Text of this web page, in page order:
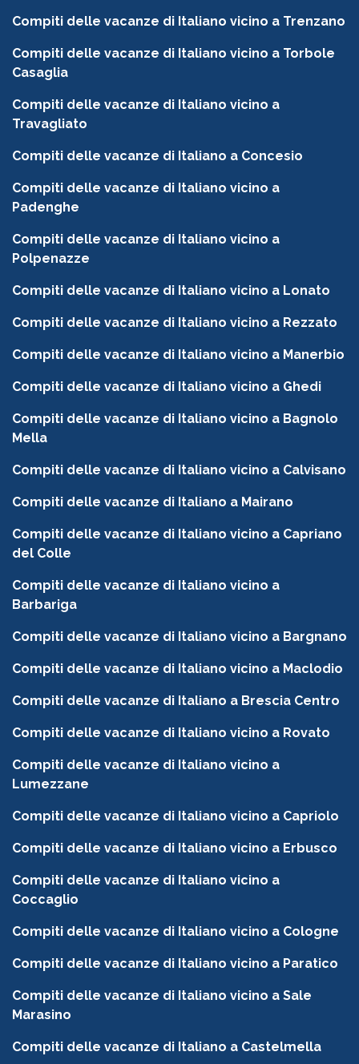
Compiti delle vacanze di Italiano vicino a Trenzano
Compiti delle vacanze di Italiano vicino a Torbole
Casaglia
Compiti delle vacanze di Italiano vicino a
Travagliato
Compiti delle vacanze di Italiano a Concesio
Compiti delle vacanze di Italiano vicino a
Padenghe
Compiti delle vacanze di Italiano vicino a
Polpenazze
Compiti delle vacanze di Italiano vicino a Lonato
Compiti delle vacanze di Italiano vicino a Rezzato
Compiti delle vacanze di Italiano vicino a Manerbio
Compiti delle vacanze di Italiano vicino a Ghedi
Compiti delle vacanze di Italiano vicino a Bagnolo
Mella
Compiti delle vacanze di Italiano vicino a Calvisano
Compiti delle vacanze di Italiano a Mairano
Compiti delle vacanze di Italiano vicino a Capriano
del Colle
Compiti delle vacanze di Italiano vicino a
Barbariga
Compiti delle vacanze di Italiano vicino a Bargnano
Compiti delle vacanze di Italiano vicino a Maclodio
Compiti delle vacanze di Italiano a Brescia Centro
Compiti delle vacanze di Italiano vicino a Rovato
Compiti delle vacanze di Italiano vicino a
Lumezzane
Compiti delle vacanze di Italiano vicino a Capriolo
Compiti delle vacanze di Italiano vicino a Erbusco
Compiti delle vacanze di Italiano vicino a
Coccaglio
Compiti delle vacanze di Italiano vicino a Cologne
Compiti delle vacanze di Italiano vicino a Paratico
Compiti delle vacanze di Italiano vicino a Sale
Marasino
Compiti delle vacanze di Italiano a Castelmella